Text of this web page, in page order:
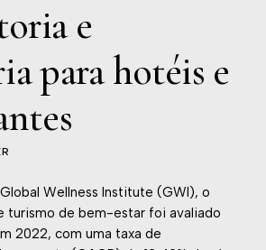
e
para hotéis e
Wellness Institute (GWI), o
turismo de bem-estar foi avaliado
2022, com uma taxa de